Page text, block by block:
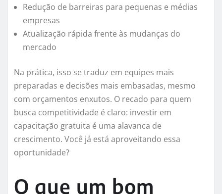
Redução de barreiras para pequenas e médias
empresas
Atualização rápida frente às mudanças do
mercado
Na prática, isso se traduz em equipes mais
preparadas e decisões mais embasadas, mesmo
com orçamentos enxutos. O recado para quem
busca competitividade é claro: investir em
capacitação gratuita é uma alavanca de
crescimento. Você já está aproveitando essa
oportunidade?
O que um bom